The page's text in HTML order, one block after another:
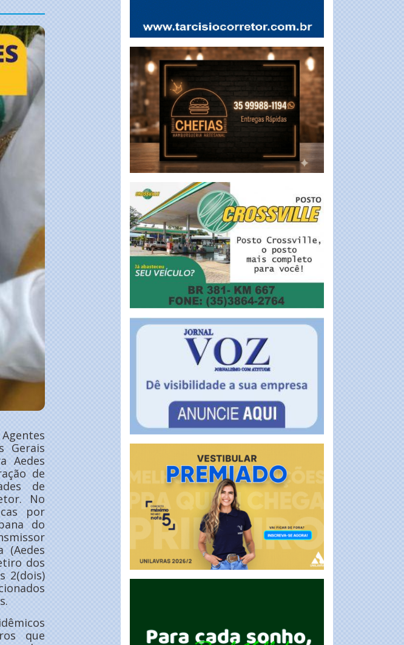
Gerais
Aedes
de
de
No
por
do
(Aedes
dos
2(dois)
que